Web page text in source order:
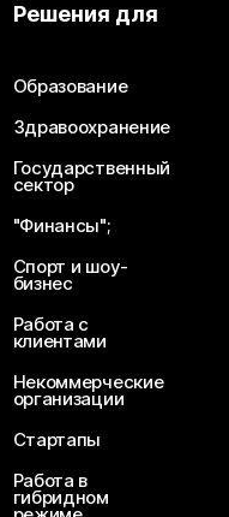
Решения для
Образование
Здравоохранение
Государственный
сектор
"Финансы";
Спорт и шоу-
бизнес
Работа с
клиентами
Некоммерческие
организации
Стартапы
Работа в
гибридном